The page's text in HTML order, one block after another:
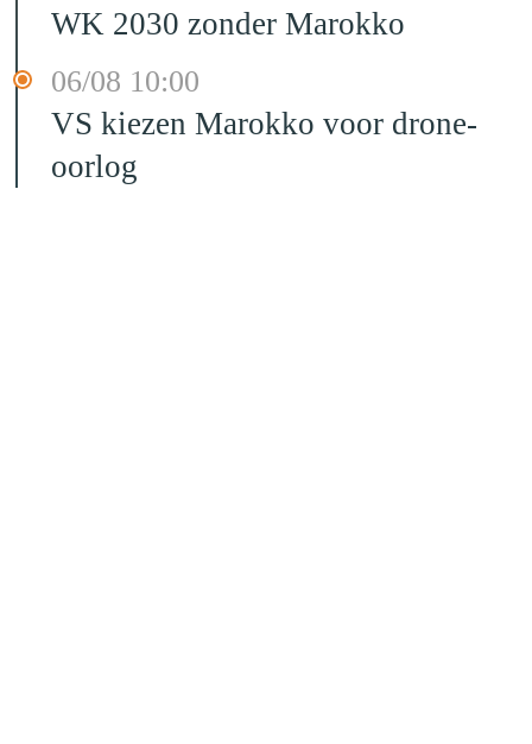
WK 2030 zonder Marokko
06/08 10:00
VS kiezen Marokko voor drone-
oorlog